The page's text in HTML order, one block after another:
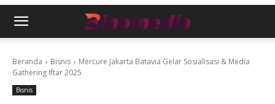
Beranda Bisnis
Mercure Jakarta Batavia Gelar Sosialisasi & Media
Gathering Iftar 2025
Bisnis